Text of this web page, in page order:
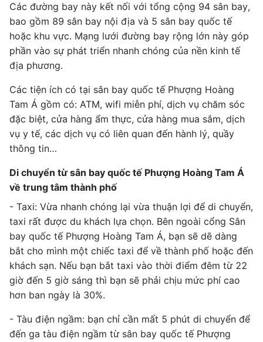
Các đường bay này kết nối với tổng cộng 94 sân bay,
bao gồm 89 sân bay nội địa và 5 sân bay quốc tế
hoặc khu vực. Mạng lưới đường bay rộng lớn này góp
phần vào sự phát triển nhanh chóng của nền kinh tế
địa phương.
Các tiện ích có tại sân bay quốc tế Phượng Hoàng
Tam Á gồm có: ATM, wifi miễn phí, dịch vụ chăm sóc
đặc biệt, cửa hàng ẩm thực, cửa hàng mua sắm, dịch
vụ y tế, các dịch vụ có liên quan đến hành lý, quầy
thông tin…
Di chuyển từ sân bay quốc tế Phượng Hoàng Tam Á
về trung tâm thành phố
- Taxi: Vừa nhanh chóng lại vừa thuận lợi để di chuyển,
taxi rất được du khách lựa chọn. Bên ngoài cổng Sân
bay quốc tế Phượng Hoàng Tam Á, bạn sẽ dẽ dàng
bắt cho mình một chiếc taxi để về thành phố hoặc đến
khách sạn. Nếu bạn bắt taxi vào thời điểm đêm từ 22
giờ đến 5 giờ sáng thì bạn sẽ phải chịu mức phí cao
hơn ban ngày là 30%.
- Tàu điện ngầm: bạn chỉ cần mất 5 phút di chuyển để
đến ga tàu điện ngầm từ sân bay quốc tế Phượng